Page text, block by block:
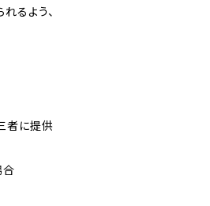
るよう、
者に提供
合